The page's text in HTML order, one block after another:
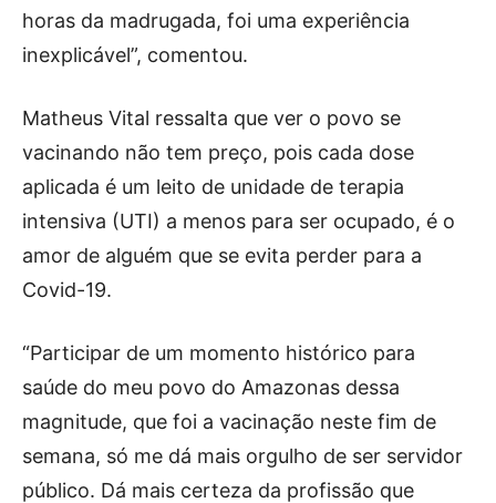
horas da madrugada, foi uma experiência
inexplicável”, comentou.
Matheus Vital ressalta que ver o povo se
vacinando não tem preço, pois cada dose
aplicada é um leito de unidade de terapia
intensiva (UTI) a menos para ser ocupado, é o
amor de alguém que se evita perder para a
Covid-19.
“Participar de um momento histórico para
saúde do meu povo do Amazonas dessa
magnitude, que foi a vacinação neste fim de
semana, só me dá mais orgulho de ser servidor
público. Dá mais certeza da profissão que